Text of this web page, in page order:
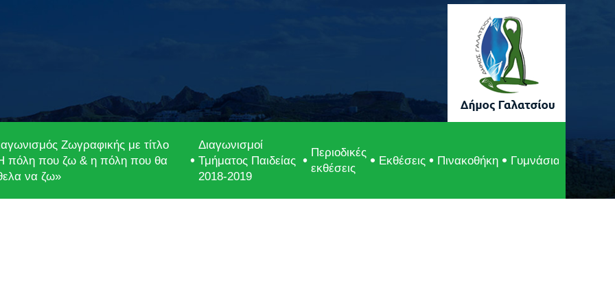
Ζωγραφικής με τίτλο
πόλη που ζω & η πόλη που θα
να ζω»
Διαγωνισμοί
Τμήματος Παιδείας
2018-2019
Περιοδικές
εκθέσεις
Εκθέσεις Πινακοθήκη Γυμνάσια